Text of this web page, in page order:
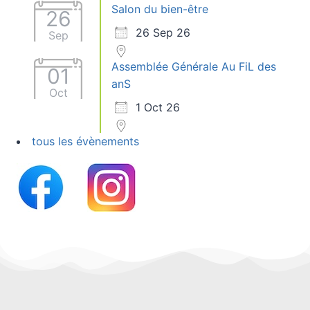
26
Sep
Salon du bien-être
26 Sep 26
01
Oct
Assemblée Générale Au FiL des
anS
1 Oct 26
tous les évènements